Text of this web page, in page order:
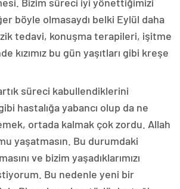
böyle olmasaydı belki Eylül daha
tedavi, konuşma terapileri, işitme
kızımız bu gün yaşıtları gibi kreşe
süreci kabullendiklerini
hastalığa yabancı olup da ne
ortada kalmak çok zordu. Allah
yaşatmasın. Bu durumdaki
ve bizim yaşadıklarımızı
Bu nedenle yeni bir